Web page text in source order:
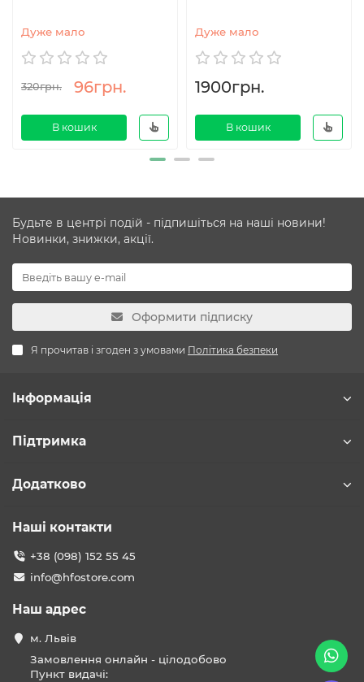
Дуже мало
320грн. 96грн.
В кошик
Дуже мало
1900грн.
В кошик
Будьте в центрі подій - підпишіться на наші новини!
Новинки, знижки, акції.
Оформити підписку
Я прочитав і згоден з умовами Політика безпеки
Інформація
Підтримка
Додатково
Наші контакти
+38 (098) 152 55 45
info@hfostore.com
Наш адрес
м. Львів
Замовлення онлайн - цілодобово
Пункт видачі: